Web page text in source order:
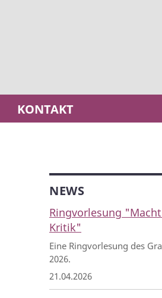
KONTAKT
NEWS
Ringvorlesung
Kritik"
Eine Ringvorlesung des
2026.
21.04.2026